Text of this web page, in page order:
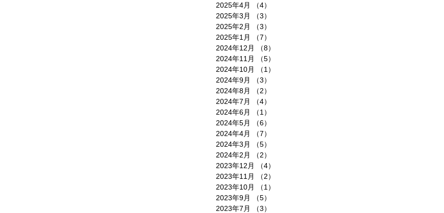
2025年4月
（4）
2025年3月
（3）
2025年2月
（3）
2025年1月
（7）
2024年12月
（8）
2024年11月
（5）
2024年10月
（1）
2024年9月
（3）
2024年8月
（2）
2024年7月
（4）
2024年6月
（1）
2024年5月
（6）
2024年4月
（7）
2024年3月
（5）
2024年2月
（2）
2023年12月
（4）
2023年11月
（2）
2023年10月
（1）
2023年9月
（5）
2023年7月
（3）